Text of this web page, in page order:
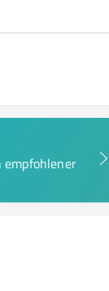
empfohlener